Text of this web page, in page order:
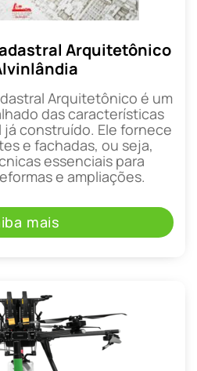
Arquitetônico
Arquitetônico é um
das características
já construído. Ele fornece
e fachadas, ou seja,
essenciais para
e ampliações.
mais